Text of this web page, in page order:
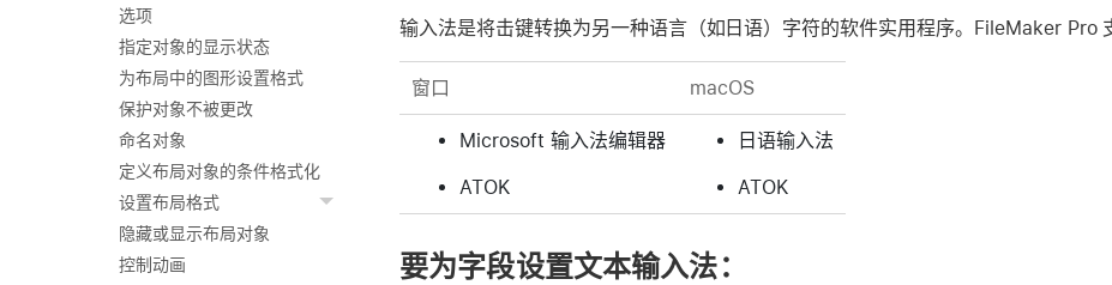
选项
指定对象的显示状态
为布局中的图形设置格式
保护对象不被更改
命名对象
定义布局对象的条件格式化
设置布局格式
隐藏或显示布局对象
控制动画
输入法是将击键转换为另一种语言（如日语）字符的软件实用程序。FileMaker Pro
窗口 macOS
Microsoft 输入法编辑器
ATOK
日语输入法
ATOK
要为字段设置文本输入法：